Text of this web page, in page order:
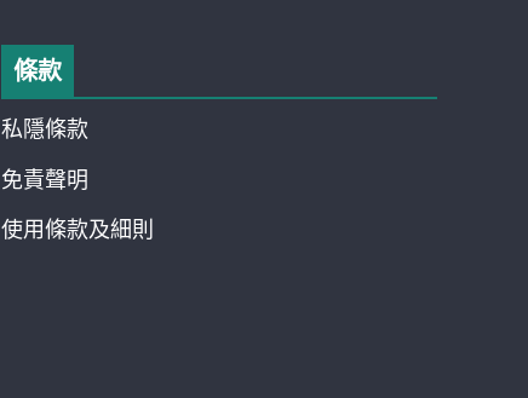
條款
私隱條款
免責聲明
使用條款及細則